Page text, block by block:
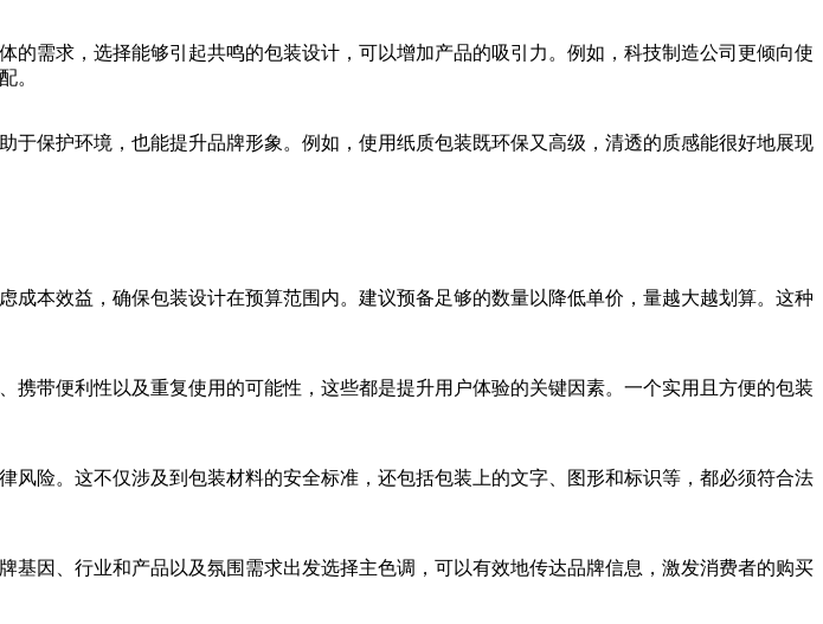
需求，选择能够引起共鸣的包装设计，可以增加产品的吸引力。例如，科技制造公司更倾向使
。
保护环境，也能提升品牌形象。例如，使用纸质包装既环保又高级，清透的质感能很好地展现
本效益，确保包装设计在预算范围内。建议预备足够的数量以降低单价，量越大越划算。这种
带便利性以及重复使用的可能性，这些都是提升用户体验的关键因素。一个实用且方便的包装
险。这不仅涉及到包装材料的安全标准，还包括包装上的文字、图形和标识等，都必须符合法
因、行业和产品以及氛围需求出发选择主色调，可以有效地传达品牌信息，激发消费者的购买